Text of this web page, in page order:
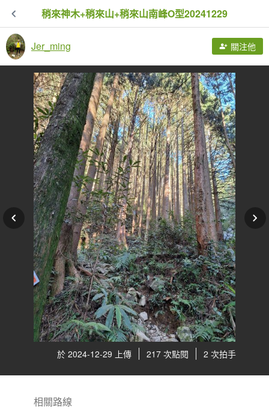
稍來神木+稍來山+稍來山南峰O型20241229
Jer_ming 關注他
於 2024-12-29 上傳 217 次點閱 2 次拍手
相關路線